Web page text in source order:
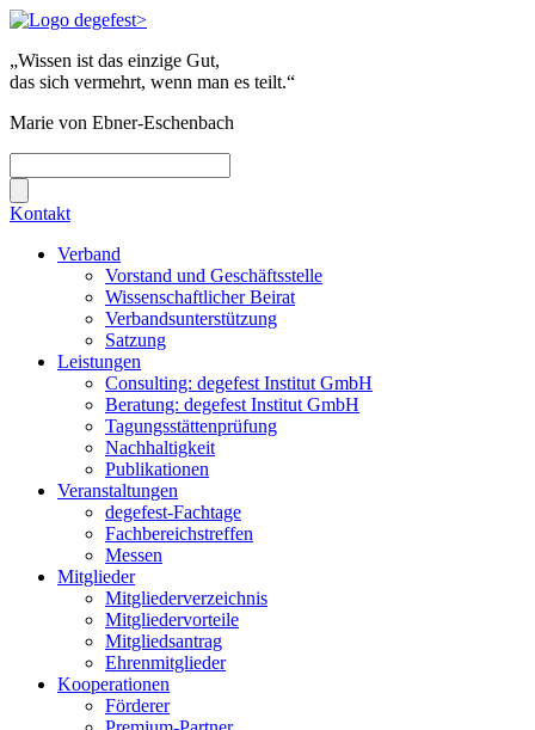
„Wissen ist das einzige Gut,
das sich vermehrt, wenn man es teilt.“
Marie von Ebner-Eschenbach
Kontakt
Verband
Vorstand und Geschäftsstelle
Wissenschaftlicher Beirat
Verbandsunterstützung
Satzung
Leistungen
Consulting: degefest Institut GmbH
Beratung: degefest Institut GmbH
Tagungsstättenprüfung
Nachhaltigkeit
Publikationen
Veranstaltungen
degefest-Fachtage
Fachbereichstreffen
Messen
Mitglieder
Mitgliederverzeichnis
Mitgliedervorteile
Mitgliedsantrag
Ehrenmitglieder
Kooperationen
Förderer